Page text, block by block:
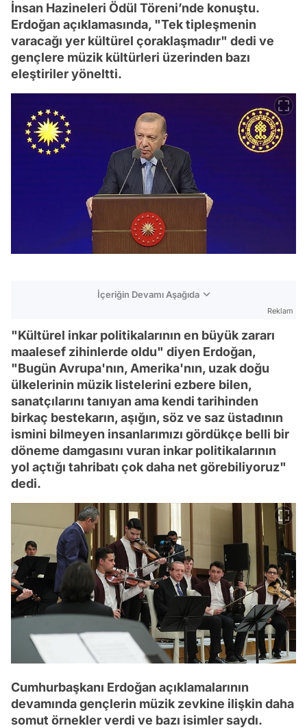
İnsan Hazineleri Ödül Töreni’nde konuştu.
Erdoğan açıklamasında, "Tek tipleşmenin
varacağı yer kültürel çoraklaşmadır" dedi ve
gençlere müzik kültürleri üzerinden bazı
eleştiriler yöneltti.
İçeriğin Devamı Aşağıda
Reklam
"Kültürel inkar politikalarının en büyük zararı
maalesef zihinlerde oldu" diyen Erdoğan,
"Bugün Avrupa'nın, Amerika'nın, uzak doğu
ülkelerinin müzik listelerini ezbere bilen,
sanatçılarını tanıyan ama kendi tarihinden
birkaç bestekarın, aşığın, söz ve saz üstadının
ismini bilmeyen insanlarımızı gördükçe belli bir
döneme damgasını vuran inkar politikalarının
yol açtığı tahribatı çok daha net görebiliyoruz"
dedi.
Cumhurbaşkanı Erdoğan açıklamalarının
devamında gençlerin müzik zevkine ilişkin daha
somut örnekler verdi ve bazı isimler saydı.